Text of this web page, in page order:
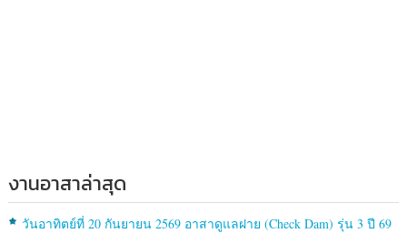
งานอาสาล่าสุด
วันอาทิตย์ที่ 20 กันยายน 2569 อาสาดูแลฝาย (Check Dam) รุ่น 3 ปี 69